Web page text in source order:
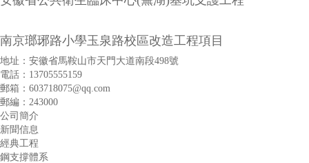
南京瑯琊路小學玉泉路校區改造工程項目
地址：安徽省馬鞍山市天門大道南段498號
電話：13705555159
郵箱：603718075@qq.com
郵編：243000
公司簡介
新聞信息
經典工程
鋼支撐體系